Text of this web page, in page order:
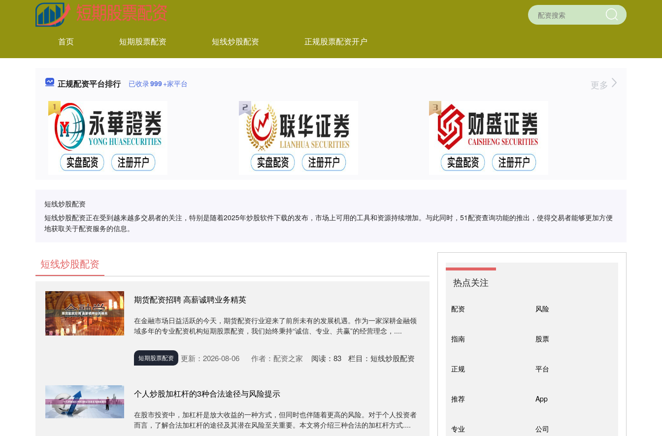
首页 短期股票配资 短线炒股配资 正规股票配资开户
正规配资平台排行 已收录999+家平台 更多
短线炒股配资
短线炒股配资正在受到越来越多交易者的关注，特别是随着2025年炒股软件下载的发布，市场上可用的工具和资源持续增加。与此同时，51配资查询功能的推出，使得交易者能够更加方便
地获取关于配资服务的信息。
短线炒股配资
期货配资招聘 高薪诚聘业务精英
在金融市场日益活跃的今天，期货配资行业迎来了前所未有的发展机遇。作为一家深耕金融领
域多年的专业配资机构短期股票配资，我们始终秉持“诚信、专业、共赢”的经营理念，....
短期股票配资 更新：2026-08-06 作者：配资之家 阅读： 83 栏目： 短线炒股配资
个人炒股加杠杆的3种合法途径与风险提示
在股市投资中，加杠杆是放大收益的一种方式，但同时也伴随着更高的风险。对于个人投资者
而言，了解合法加杠杆的途径及其潜在风险至关重要。本文将介绍三种合法的加杠杆方式....
热点关注
配资 风险
指南 股票
正规 平台
推荐 App
专业 公司